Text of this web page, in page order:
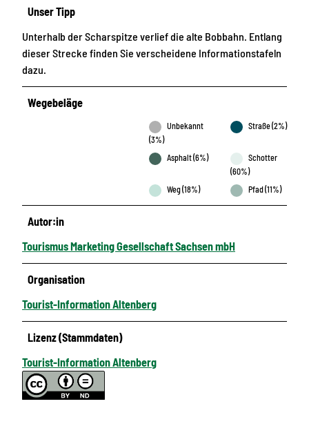
Unser Tipp
Unterhalb der Scharspitze verlief die alte Bobbahn. Entlang
dieser Strecke finden Sie verscheidene Informationstafeln
dazu.
Wegebeläge
Unbekannt
(3%)
Straße (2%)
Asphalt (6%)
Schotter
(60%)
Weg (18%)
Pfad (11%)
Autor:in
Tourismus Marketing Gesellschaft Sachsen mbH
Organisation
Tourist-Information Altenberg
Lizenz (Stammdaten)
Tourist-Information Altenberg